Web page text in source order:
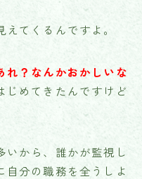
てくるんですよ。
れ？なんかおかしいな
じめてきたんですけど
から、誰かが監視し
自分の職務を全うしよ